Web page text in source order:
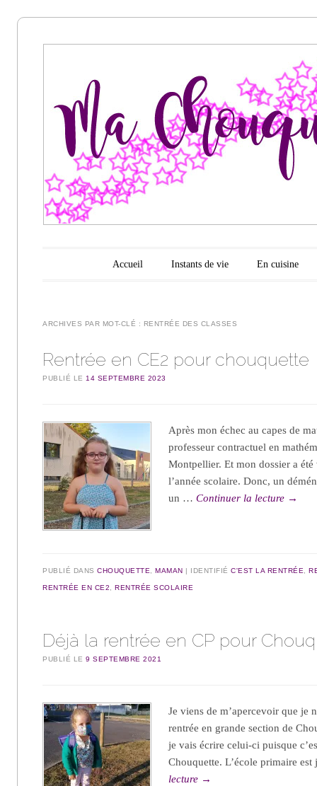
Ma
chouquette
d'amour
Menu principal
Aller au contenu
Accueil Instants de vie En cuisine
ARCHIVES PAR MOT-CLÉ : RENTRÉE DES CLASSES
Rentrée en CE2 pour chouquette
PUBLIÉ LE14 SEPTEMBRE 2023
Après mon échec au capes de
professeur contractuel en
Montpellier. Et mon dossier a
l’année scolaire. Donc, un
un …Continuer la lecture →
PUBLIÉ DANSCHOUQUETTE ,MAMAN IDENTIFIÉC'EST LA RENTRÉE ,
RENTRÉE EN CE2 ,RENTRÉE SCOLAIRE
Déjà la rentrée en CP pour
PUBLIÉ LE9 SEPTEMBRE 2021
Je viens de m’apercevoir que je
rentrée en grande section de
je vais écrire celui-ci puisque
Chouquette. L’école primaire
lecture →